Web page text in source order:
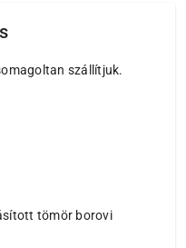
szállítjuk.
tömör borovi